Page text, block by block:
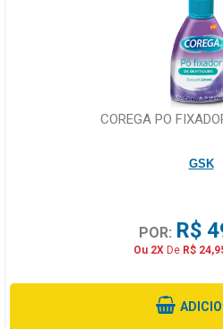
COREGA PO
GSK
POR: R$
Ou 2XDe R$